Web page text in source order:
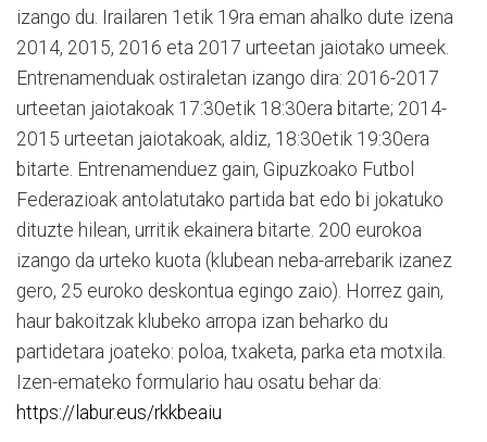
izango du. Irailaren 1etik 19ra eman ahalko dute izena
2014, 2015, 2016 eta 2017 urteetan jaiotako umeek.
Entrenamenduak ostiraletan izango dira: 2016-2017
urteetan jaiotakoak 17:30etik 18:30era bitarte; 2014-
2015 urteetan jaiotakoak, aldiz, 18:30etik 19:30era
bitarte. Entrenamenduez gain, Gipuzkoako Futbol
Federazioak antolatutako partida bat edo bi jokatuko
dituzte hilean, urritik ekainera bitarte. 200 eurokoa
izango da urteko kuota (klubean neba-arrebarik izanez
gero, 25 euroko deskontua egingo zaio). Horrez gain,
haur bakoitzak klubeko arropa izan beharko du
partidetara joateko: poloa, txaketa, parka eta motxila.
Izen-emateko formulario hau osatu behar da:
https://labur.eus/rkkbeaiu